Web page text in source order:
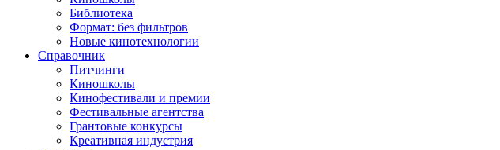
Библиотека
Формат: без фильтров
Новые кинотехнологии
Справочник
Питчинги
Киношколы
Кинофестивали и премии
Фестивальные агентства
Грантовые конкурсы
Креативная индустрия